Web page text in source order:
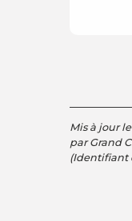
Mis à jour
par Grand
(Identifiant